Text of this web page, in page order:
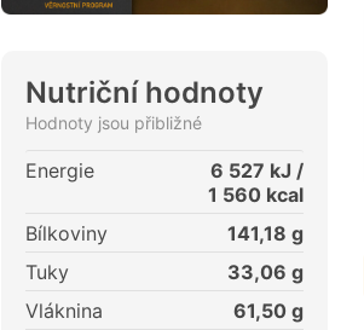
Nutriční hodnoty
Hodnoty jsou přibližné
Energie 6 527 kJ /
1 560 kcal
Bílkoviny
141,18 g
Tuky
33,06 g
Vláknina
61,50 g